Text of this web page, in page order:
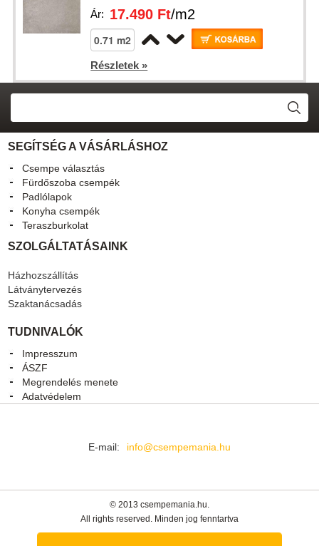
Ár: 17.490 Ft/m2
Részletek »
SEGÍTSÉG A VÁSÁRLÁSHOZ
Csempe választás
Fürdőszoba csempék
Padlólapok
Konyha csempék
Teraszburkolat
SZOLGÁLTATÁSAINK
Házhozszállítás
Látványtervezés
Szaktanácsadás
TUDNIVALÓK
Impresszum
ÁSZF
Megrendelés menete
Adatvédelem
E-mail: info@csempemania.hu
© 2013 csempemania.hu.
All rights reserved. Minden jog fenntartva